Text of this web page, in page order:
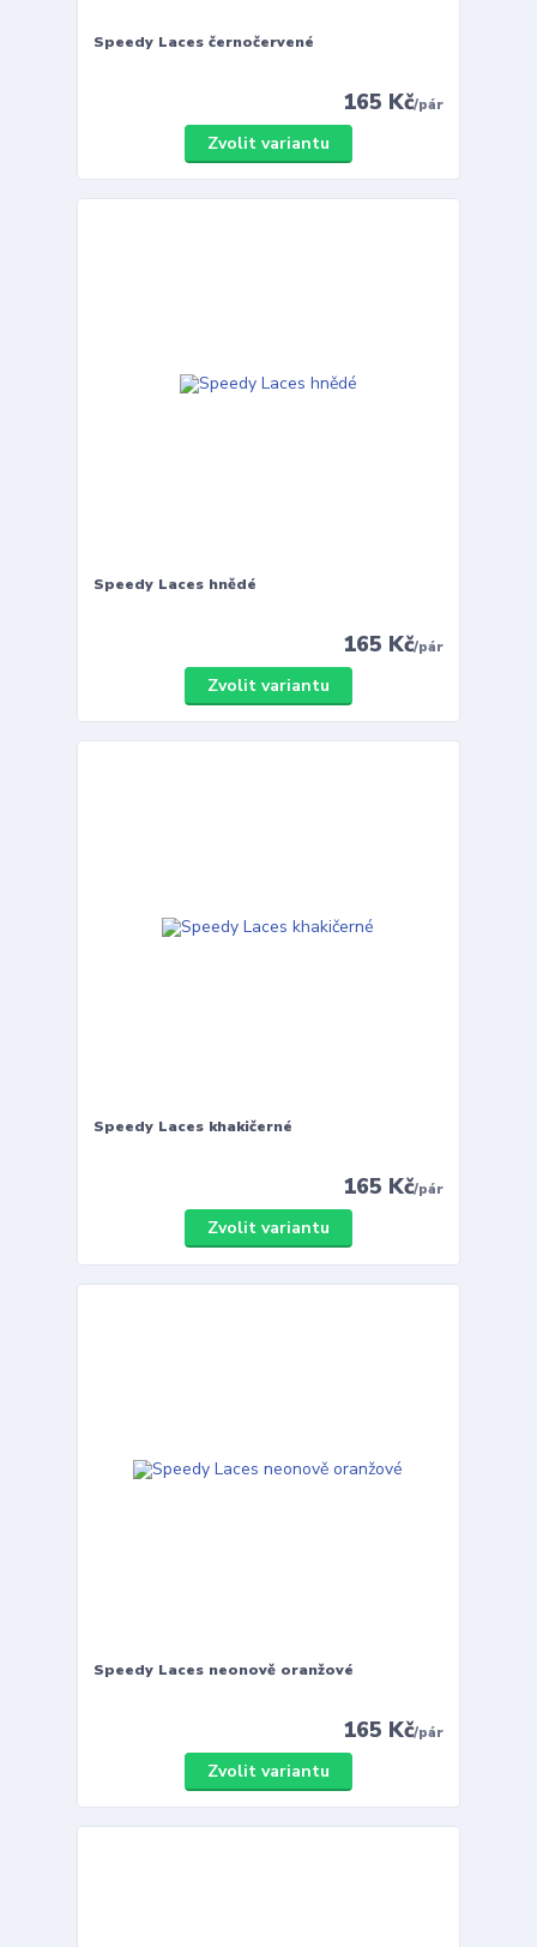
Speedy Laces černočervené
165 Kč/pár
Zvolit variantu
Speedy Laces hnědé
165 Kč/pár
Zvolit variantu
Speedy Laces khakičerné
165 Kč/pár
Zvolit variantu
Speedy Laces neonově oranžové
165 Kč/pár
Zvolit variantu